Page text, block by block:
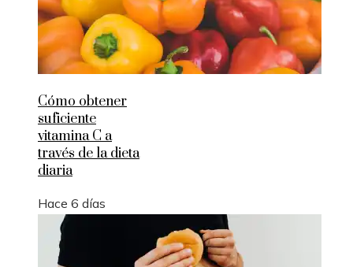
Cómo obtener
suficiente
vitamina C a
través de la dieta
diaria
Hace 6 días